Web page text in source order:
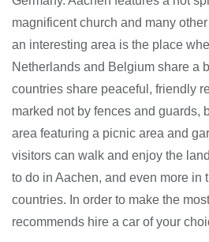
magnificent church and many
an interesting area is the place
Netherlands and Belgium share a
countries share peaceful, friendly
marked not by fences and guards,
area featuring a picnic area and
visitors can walk and enjoy the
to do in Aachen, and even more in
countries. In order to make the
recommends hire a car of your